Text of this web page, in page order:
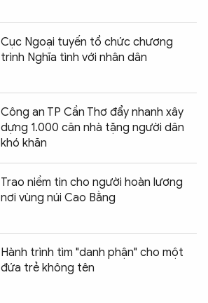
Cục Ngoại tuyến tổ chức chương
trình Nghĩa tình với nhân dân
Công an TP Cần Thơ đẩy nhanh xây
dựng 1.000 căn nhà tặng người dân
khó khăn
Trao niềm tin cho người hoàn lương
nơi vùng núi Cao Bằng
Hành trình tìm "danh phận" cho một
đứa trẻ không tên